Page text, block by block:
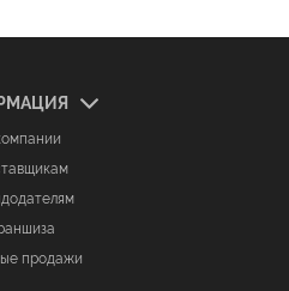
продажи